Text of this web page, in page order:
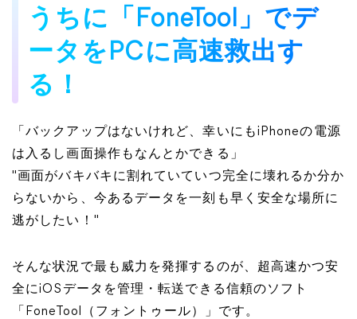
うちに「FoneTool」でデ
ータをPCに高速救出す
る！
「バックアップはないけれど、幸いにもiPhoneの電源
は入るし画面操作もなんとかできる」
"画面がバキバキに割れていていつ完全に壊れるか分か
らないから、今あるデータを一刻も早く安全な場所に
逃がしたい！"
そんな状況で最も威力を発揮するのが、超高速かつ安
全にiOSデータを管理・転送できる信頼のソフト
「FoneTool（フォントゥール）」 です。